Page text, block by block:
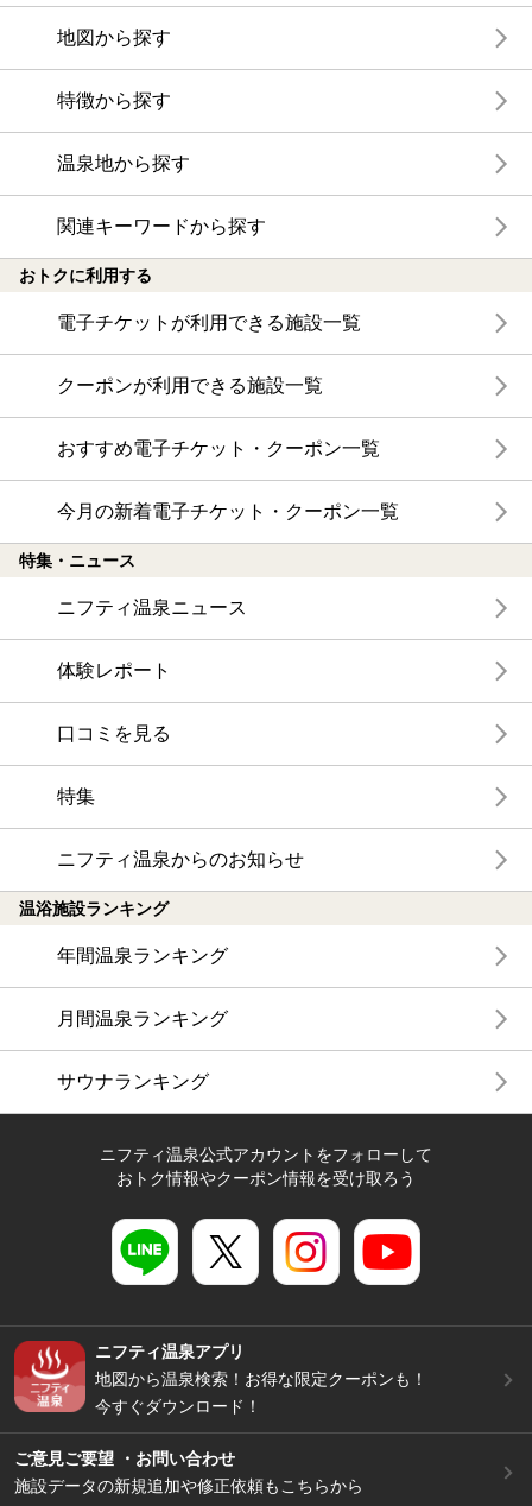
地図から探す
特徴から探す
温泉地から探す
関連キーワードから探す
おトクに利用する
電子チケットが利用できる施設一覧
クーポンが利用できる施設一覧
おすすめ電子チケット・クーポン一覧
今月の新着電子チケット・クーポン一覧
特集・ニュース
ニフティ温泉ニュース
体験レポート
口コミを見る
特集
ニフティ温泉からのお知らせ
温浴施設ランキング
年間温泉ランキング
月間温泉ランキング
サウナランキング
ニフティ温泉公式アカウントをフォローして
おトク情報やクーポン情報を受け取ろう
ニフティ温泉アプリ
地図から温泉検索！お得な限定クーポンも！
今すぐダウンロード！
ご意見ご要望 ・お問い合わせ
施設データの新規追加や修正依頼もこちらから